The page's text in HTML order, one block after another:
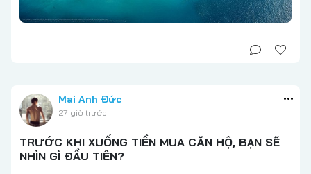
Mai Anh Đức
27 giờ trước
TRƯỚC KHI XUỐNG TIỀN MUA CĂN HỘ, BẠN SẼ
NHÌN GÌ ĐẦU TIÊN?